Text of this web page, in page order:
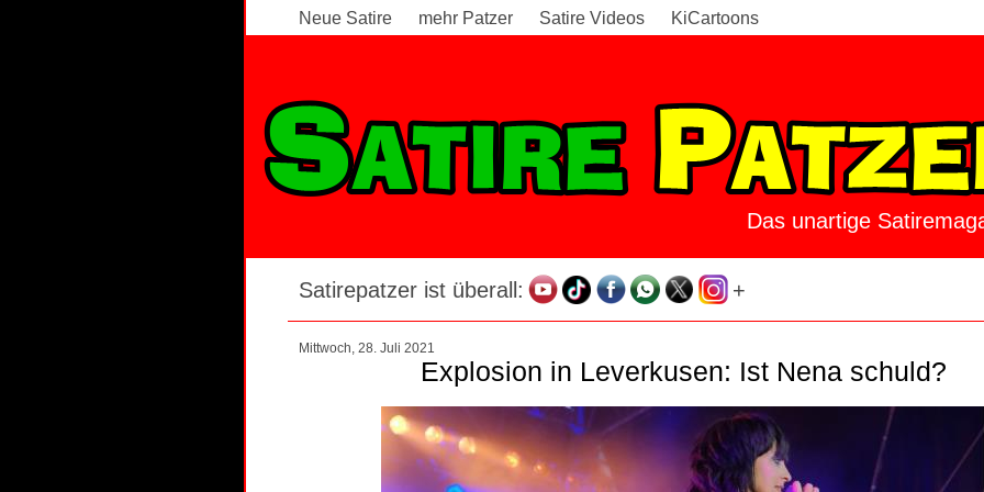
Neue Satire mehr Patzer Satire Videos KiCartoons
Das unartige
Satirepatzer ist überall: +
Mittwoch, 28. Juli 2021
Explosion in Leverkusen: Ist Nena schuld?